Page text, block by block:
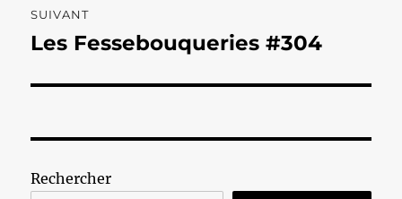
SUIVANT
Publication
Les Fessebouqueries #304
Rechercher